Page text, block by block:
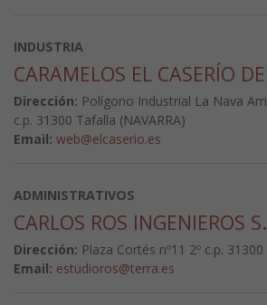
INDUSTRIA
CARAMELOS EL CASERÍO
Dirección: Polígono Industrial La Nava
c.p. 31300 Tafalla (NAVARRA)
Email: web@elcaserio.es
ADMINISTRATIVOS
CARLOS ROS INGENIEROS
Dirección: Plaza Cortés nº11 2º c.p.
Email: estudioros@terra.es